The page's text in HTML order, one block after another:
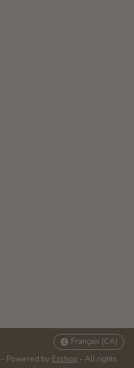
- Powered by Ezshop - All rights
Français (CA)